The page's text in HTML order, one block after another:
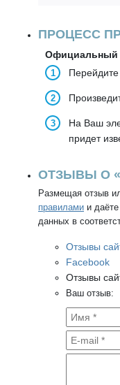
ПРОЦЕСС
Официальный
На Ваш
придет
ОТЗЫВЫ О
Размещая отзыв
правилами и
данных в
Отзывы
Facebook
Отзывы
Ваш отзыв: